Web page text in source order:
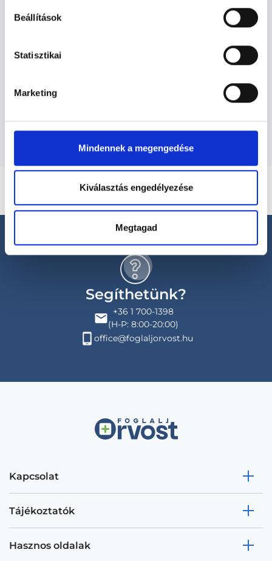
Beállítások
Statisztikai
Marketing
Mindennek a megengedése
Kiválasztás engedélyezése
Megtagad
Neurológus - Neurológia
Neurológia TERÜLETHEZ KAPCSOLÓDÓ
Segíthetünk?
+36 1 700-1398
(H-P: 8:00-20:00)
office@foglaljorvost.hu
Kapcsolat
Tájékoztatók
Hasznos oldalak